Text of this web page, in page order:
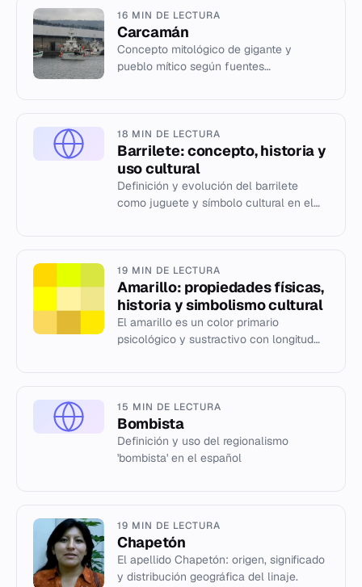
16 MIN DE LECTURA
Carcamán
Concepto mitológico de gigante y
pueblo mítico según fuentes
18 MIN DE LECTURA
Barrilete: concepto, historia y
uso cultural
Definición y evolución del barrilete
como juguete y símbolo cultural en el
19 MIN DE LECTURA
Amarillo: propiedades físicas,
historia y simbolismo cultural
El amarillo es un color primario
psicológico y sustractivo con longitud
15 MIN DE LECTURA
Bombista
Definición y uso del regionalismo
'bombista' en el español
19 MIN DE LECTURA
Chapetón
El apellido Chapetón: origen, significado
y distribución geográfica del linaje.